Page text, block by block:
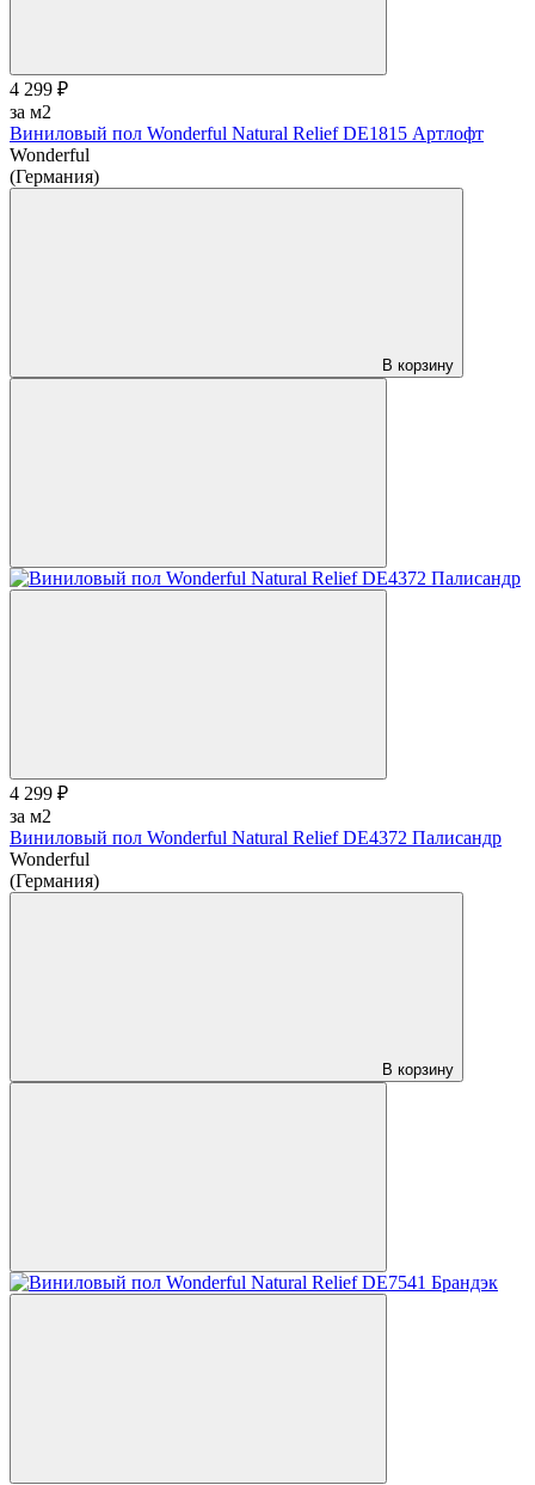
4 299 ₽
за м2
Виниловый пол Wonderful Natural Relief DE1815 Артлофт
Wonderful
(Германия)
В корзину
4 299 ₽
за м2
Виниловый пол Wonderful Natural Relief DE4372 Палисандр
Wonderful
(Германия)
В корзину